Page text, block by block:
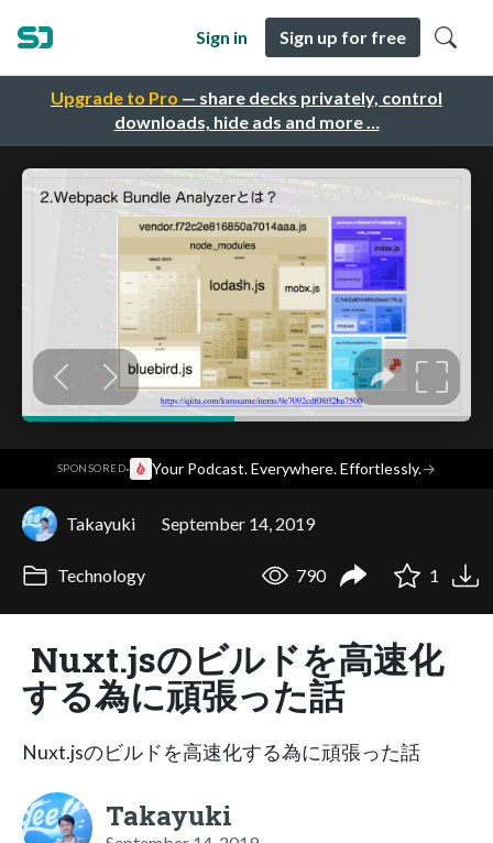
Upgrade to Pro — share decks privately, control
downloads, hide ads and more …
Sign in Sign up for free
SPONSORED· Your Podcast. Everywhere. Effortlessly.→
Takayuki September 14, 2019
Technology 790 1
Nuxt.jsのビルドを高速化
する為に頑張った話
Nuxt.jsのビルドを高速化する為に頑張った話
Takayuki